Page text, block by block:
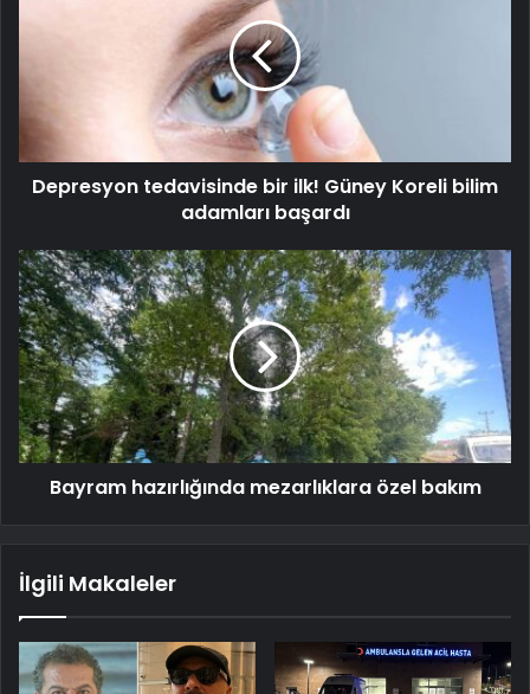
Depresyon tedavisinde bir ilk! Güney Koreli bilim
adamları başardı
Bayram hazırlığında mezarlıklara özel bakım
İlgili Makaleler